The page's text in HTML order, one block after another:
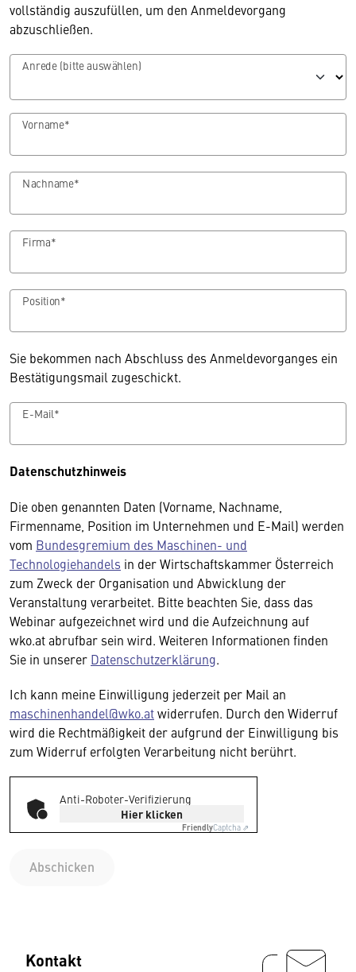
vollständig auszufüllen, um den Anmeldevorgang
abzuschließen.
Anrede (bitte auswählen)
Vorname*
Nachname*
Firma*
Position*
Sie bekommen nach Abschluss des Anmeldevorganges ein
Bestätigungsmail zugeschickt.
E-Mail*
Datenschutzhinweis
Die oben genannten Daten (Vorname, Nachname,
Firmenname, Position im Unternehmen und E-Mail) werden
vom Bundesgremium des Maschinen- und
Technologiehandels in der Wirtschaftskammer Österreich
zum Zweck der Organisation und Abwicklung der
Veranstaltung verarbeitet. Bitte beachten Sie, dass das
Webinar aufgezeichnet wird und die Aufzeichnung auf
wko.at abrufbar sein wird. Weiteren Informationen finden
Sie in unserer Datenschutzerklärung.
Ich kann meine Einwilligung jederzeit per Mail an
maschinenhandel@wko.atwiderrufen. Durch den Widerruf
wird die Rechtmäßigkeit der aufgrund der Einwilligung bis
zum Widerruf erfolgten Verarbeitung nicht berührt.
Anti-Roboter-Verifizierung
Hier klicken
FriendlyCaptcha ⇗
Abschicken
Kontakt